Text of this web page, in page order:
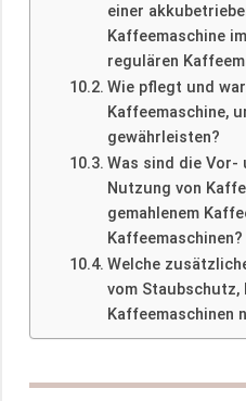
einer
Kaffeemaschine
regulären
Wie pflegt und
Kaffeemaschine,
gewährleisten?
Was sind die Vor-
Nutzung von
gemahlenem
Kaffeemaschinen?
Welche
vom Staubschutz,
Kaffeemaschinen